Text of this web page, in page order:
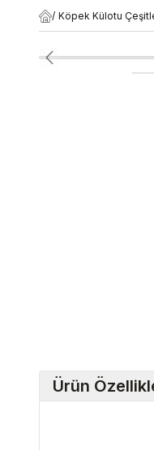
/ Köpek Külotu
Ürün